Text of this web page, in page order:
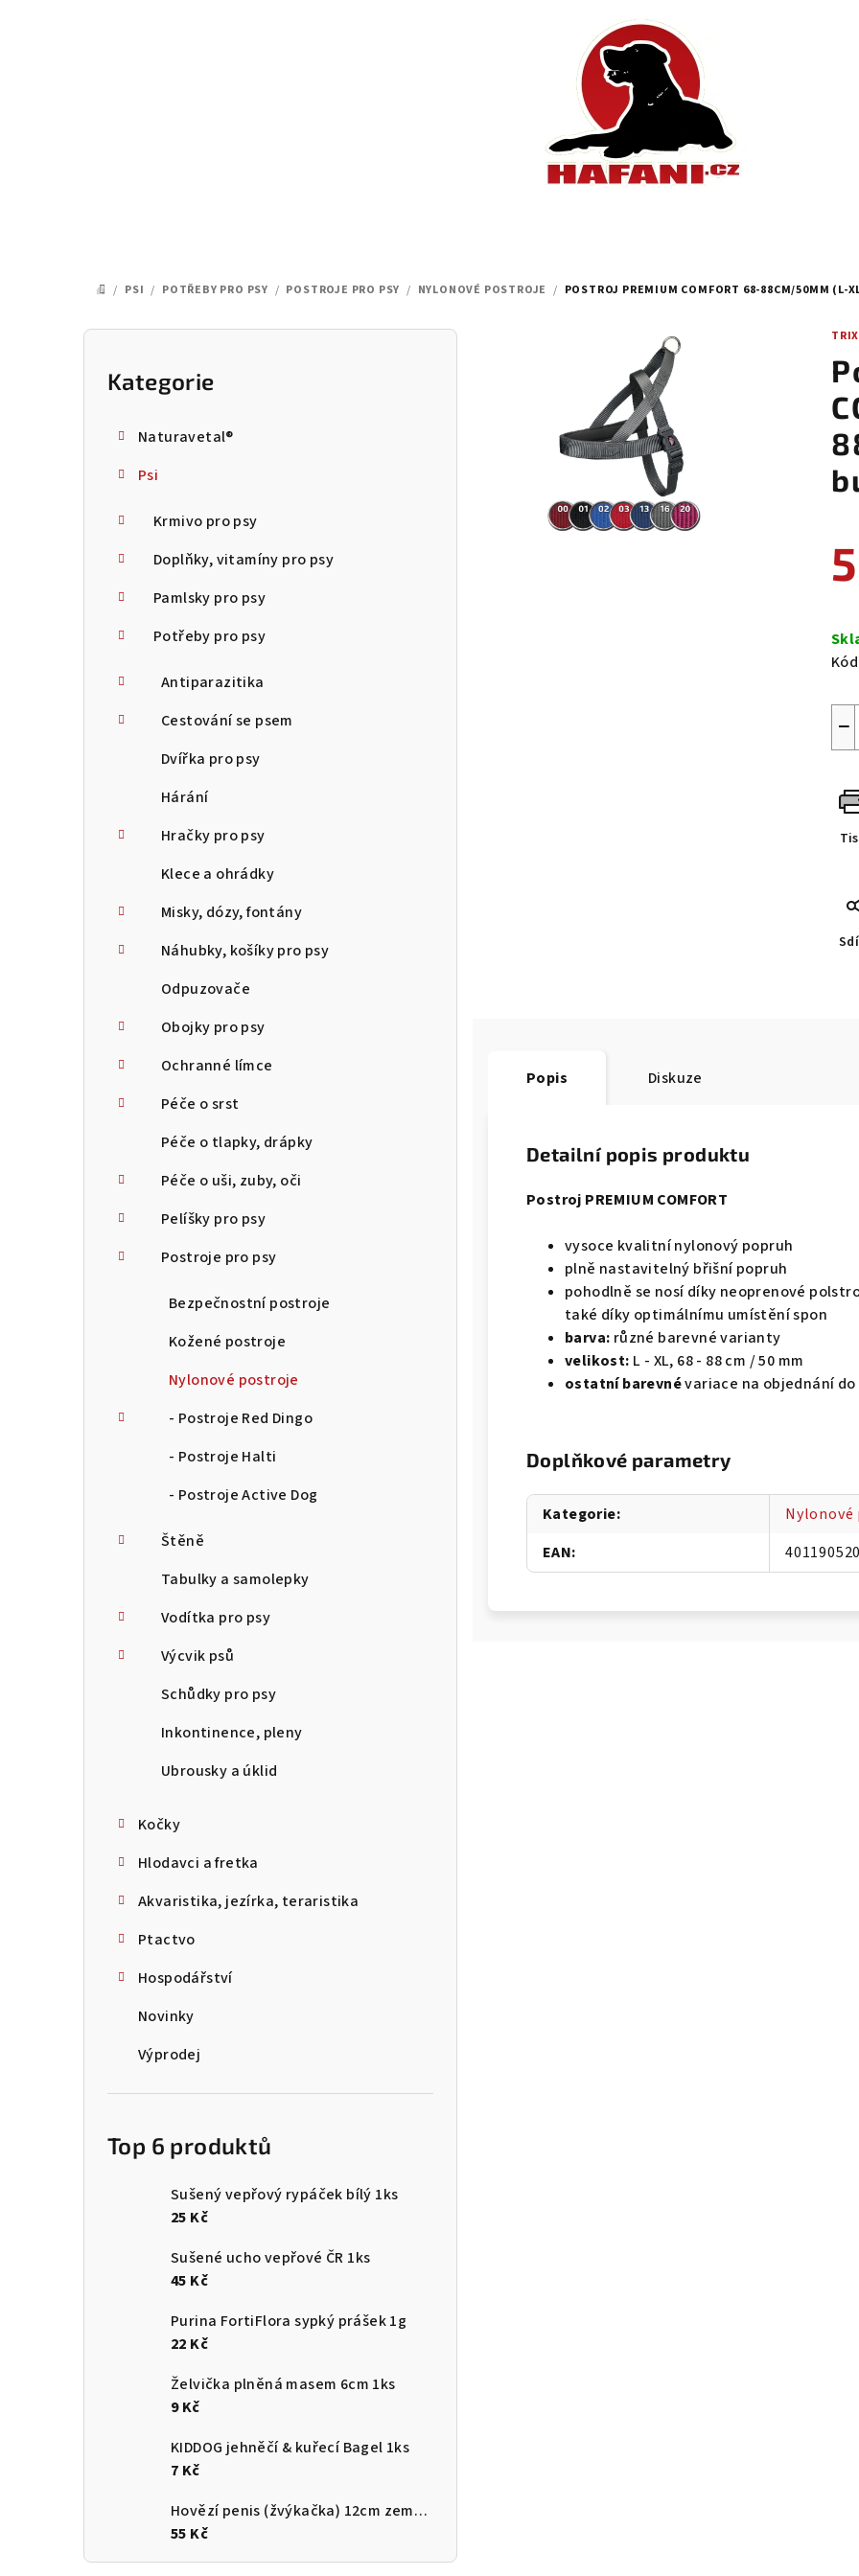
DOMŮ
/ PSI / POTŘEBY PRO PSY / POSTROJE PRO PSY / NYLONOVÉ POSTROJE / POSTROJ PREMIUM COMFORT 68-88CM/50MM (L-
P
Přeskočit
kategorie
Kategorie
Naturavetal®
Psi
Krmivo pro psy
Doplňky, vitamíny pro psy
Pamlsky pro psy
Potřeby pro psy
Antiparazitika
Cestování se psem
Dvířka pro psy
Hárání
Hračky pro psy
Klece a ohrádky
Misky, dózy, fontány
Náhubky, košíky pro psy
Odpuzovače
Obojky pro psy
Ochranné límce
Péče o srst
Péče o tlapky, drápky
Péče o uši, zuby, oči
Pelíšky pro psy
Postroje pro psy
Bezpečnostní postroje
Kožené postroje
Nylonové postroje
- Postroje Red Dingo
- Postroje Halti
- Postroje Active Dog
Štěně
Tabulky a samolepky
Vodítka pro psy
Výcvik psů
Schůdky pro psy
Inkontinence, pleny
Ubrousky a úklid
Kočky
Hlodavci a fretka
Akvaristika, jezírka, teraristika
Ptactvo
Hospodářství
Novinky
Výprodej
Top 6 produktů
Sušený vepřový rypáček bílý 1ks
25 Kč
Sušené ucho vepřové ČR 1ks
45 Kč
Purina FortiFlora sypký prášek 1g
22 Kč
Želvička plněná masem 6cm 1ks
9 Kč
KIDDOG jehněčí & kuřecí Bagel 1ks
7 Kč
Hovězí penis (žvýkačka) 12cm země původu ČR
55 Kč
−
Popis Diskuze
Detailní popis produktu
Postroj PREMIUM COMFORT
vysoce kvalitní nylonový popruh
plně nastavitelný břišní popruh
pohodlně se nosí díky neoprenové
také díky optimálnímu umístění spon
barva: různé barevné varianty
velikost: L - XL, 68 - 88 cm / 50 mm
ostatní barevnévariace na objednání do
Doplňkové parametry
Kategorie:
EAN: